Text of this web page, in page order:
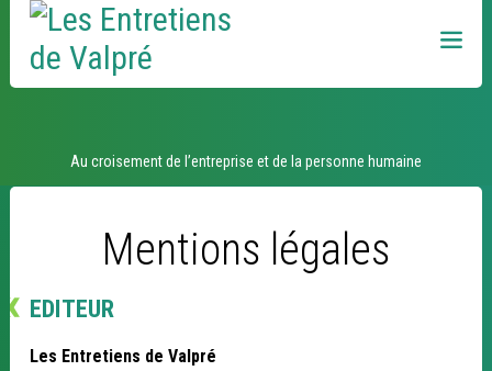
navigation
personnels
Au croisement de l’entreprise et de la personne humaine
Accueil
Mentions légales
EDITEUR
Les Entretiens de Valpré